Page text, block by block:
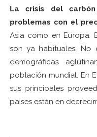
La crisis del
problemas con el
Asia como en Europa.
son ya habituales. No
demográficas
población mundial. En
sus principales
países están en